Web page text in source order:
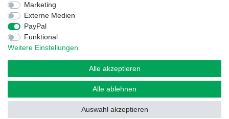
Widerrufs­recht
Marketing
Externe Medien
PayPal
Funktional
Weitere Einstellungen
Alle akzeptieren
Alle ablehnen
Auswahl akzeptieren